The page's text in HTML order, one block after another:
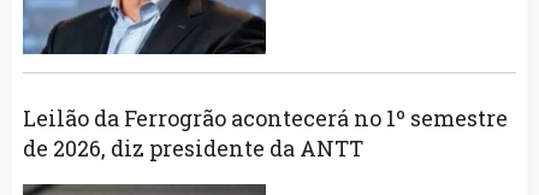
Leilão da Ferrogrão acontecerá no 1º semestre
de 2026, diz presidente da ANTT